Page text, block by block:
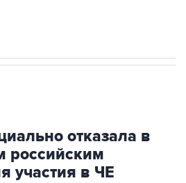
отказала в
российским
участия в ЧЕ